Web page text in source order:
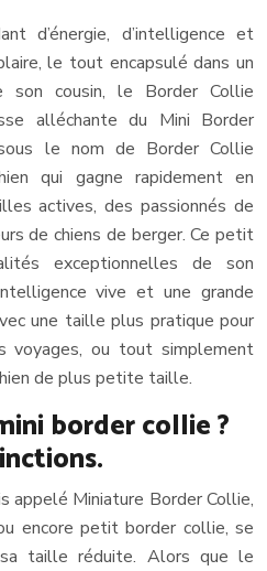
d’énergie, d’intelligence et
le tout encapsulé dans un
son cousin, le Border Collie
alléchante du Mini Border
le nom de Border Collie
qui gagne rapidement en
actives, des passionnés de
de chiens de berger. Ce petit
exceptionnelles de son
vive et une grande
une taille plus pratique pour
voyages, ou tout simplement
de plus petite taille.
border collie ?
appelé Miniature Border Collie,
encore petit border collie, se
taille réduite. Alors que le